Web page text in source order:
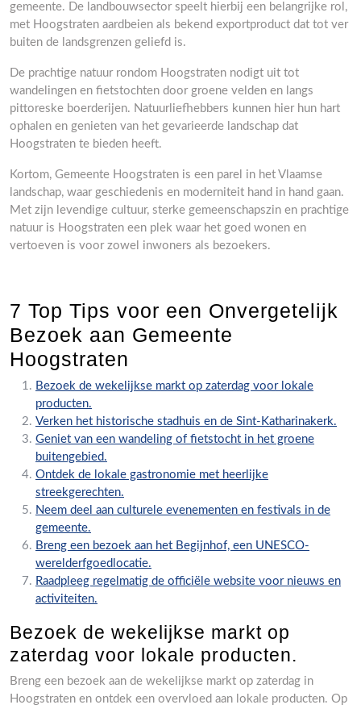
gemeente. De landbouwsector speelt hierbij een belangrijke rol,
met Hoogstraten aardbeien als bekend exportproduct dat tot ver
buiten de landsgrenzen geliefd is.
De prachtige natuur rondom Hoogstraten nodigt uit tot
wandelingen en fietstochten door groene velden en langs
pittoreske boerderijen. Natuurliefhebbers kunnen hier hun hart
ophalen en genieten van het gevarieerde landschap dat
Hoogstraten te bieden heeft.
Kortom, Gemeente Hoogstraten is een parel in het Vlaamse
landschap, waar geschiedenis en moderniteit hand in hand gaan.
Met zijn levendige cultuur, sterke gemeenschapszin en prachtige
natuur is Hoogstraten een plek waar het goed wonen en
vertoeven is voor zowel inwoners als bezoekers.
7 Top Tips voor een Onvergetelijk
Bezoek aan Gemeente
Hoogstraten
Bezoek de wekelijkse markt op zaterdag voor lokale
producten.
Verken het historische stadhuis en de Sint-Katharinakerk.
Geniet van een wandeling of fietstocht in het groene
buitengebied.
Ontdek de lokale gastronomie met heerlijke
streekgerechten.
Neem deel aan culturele evenementen en festivals in de
gemeente.
Breng een bezoek aan het Begijnhof, een UNESCO-
werelderfgoedlocatie.
Raadpleeg regelmatig de officiële website voor nieuws en
activiteiten.
Bezoek de wekelijkse markt op
zaterdag voor lokale producten.
Breng een bezoek aan de wekelijkse markt op zaterdag in
Hoogstraten en ontdek een overvloed aan lokale producten. Op